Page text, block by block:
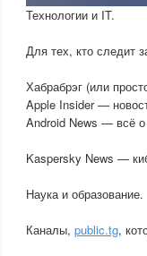
Технологии и IT.
Для тех, кто следит
Хабрабрэг (или
Apple Insider —
Android News — всё о
Kaspersky News —
Наука и образование.
Каналы, public.tg,